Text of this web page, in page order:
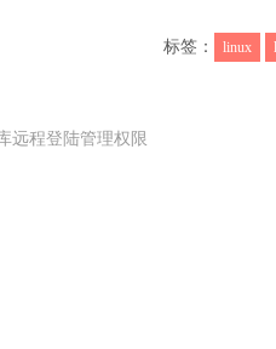
标签： linux
远程登陆管理权限